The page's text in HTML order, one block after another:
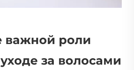
важной роли
за волосами